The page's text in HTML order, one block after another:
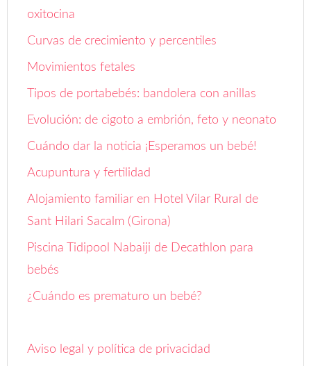
oxitocina
Curvas de crecimiento y percentiles
Movimientos fetales
Tipos de portabebés: bandolera con anillas
Evolución: de cigoto a embrión, feto y neonato
Cuándo dar la noticia ¡Esperamos un bebé!
Acupuntura y fertilidad
Alojamiento familiar en Hotel Vilar Rural de
Sant Hilari Sacalm (Girona)
Piscina Tidipool Nabaiji de Decathlon para
bebés
¿Cuándo es prematuro un bebé?
Aviso legal y política de privacidad